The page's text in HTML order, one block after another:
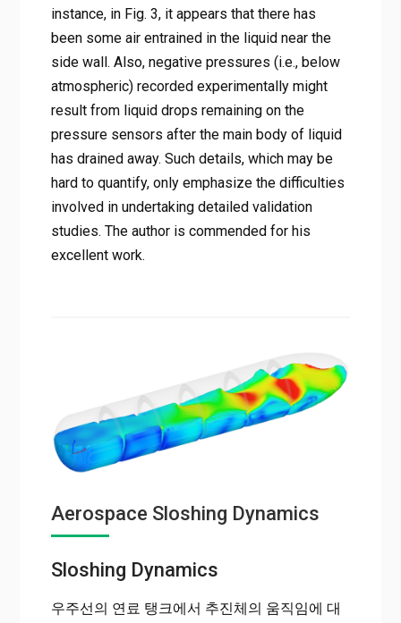
instance, in Fig. 3, it appears that there has
been some air entrained in the liquid near the
side wall. Also, negative pressures (i.e., below
atmospheric) recorded experimentally might
result from liquid drops remaining on the
pressure sensors after the main body of liquid
has drained away. Such details, which may be
hard to quantify, only emphasize the difficulties
involved in undertaking detailed validation
studies. The author is commended for his
excellent work.
Aerospace Sloshing Dynamics
Sloshing Dynamics
우주선의 연료 탱크에서 추진체의 움직임에 대